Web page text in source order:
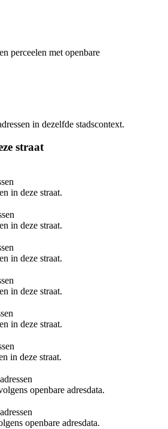
perceelen met openbare
in dezelfde stadscontext.
straat
in deze straat.
in deze straat.
in deze straat.
in deze straat.
in deze straat.
in deze straat.
openbare adresdata.
openbare adresdata.